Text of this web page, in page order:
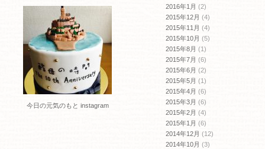
今日の元気のもと instagram
2016年1月 (2)
2015年12月 (4)
2015年11月 (4)
2015年10月 (5)
2015年8月 (1)
2015年7月 (6)
2015年6月 (2)
2015年5月 (1)
2015年4月 (6)
2015年3月 (6)
2015年2月 (4)
2015年1月 (6)
2014年12月 (12)
2014年10月 (3)